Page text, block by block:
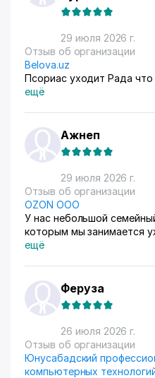
29 июля 2026 г.
Отзыв об организации
Belova.uz
Псориас уходит Рада что
ещё
Ажнеп
29 июля 2026 г.
Отзыв об организации
OZON ООО
У нас небольшой
которым мы занимается
схему ФБС, для нашего
приема. Покупатели из
России особенно много,
любят) За продажами
очень помогает все
само по себе
ещё
Феруза
26 июля 2026 г.
Отзыв об организации
Юнусабадский
компьютерных